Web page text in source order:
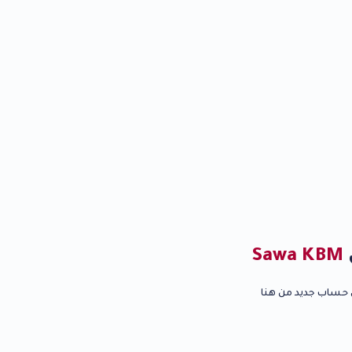
Sawa KBM
جديد من هنا